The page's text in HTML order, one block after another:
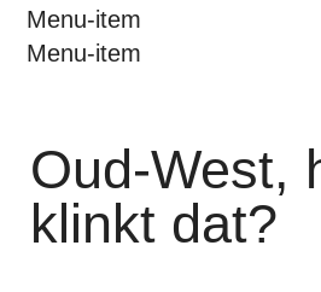
Menu-item
Menu-item
Oud-West,
klinkt dat?